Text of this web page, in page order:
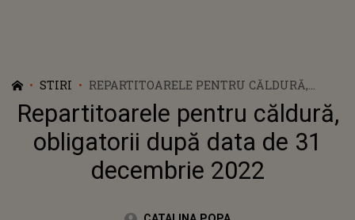
STIRI
REPARTITOARELE PENTRU CĂLDURĂ,
OBLIGATORII DUPĂ DATA DE 31 DECEMBRIE
2022
Repartitoarele pentru căldură,
obligatorii după data de 31
decembrie 2022